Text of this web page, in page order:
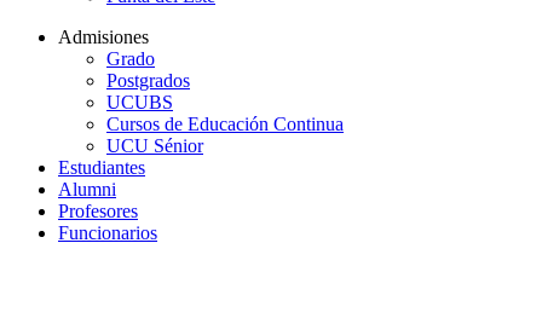
Admisiones
Grado
Postgrados
UCUBS
Cursos de Educación Continua
UCU Sénior
Estudiantes
Alumni
Profesores
Funcionarios